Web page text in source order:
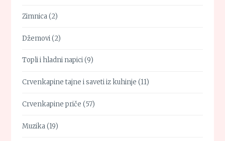
Zimnica(2)
Džemovi(2)
Topli i hladni napici(9)
Crvenkapine tajne i saveti iz kuhinje (11)
Crvenkapine priče (57)
Muzika(19)